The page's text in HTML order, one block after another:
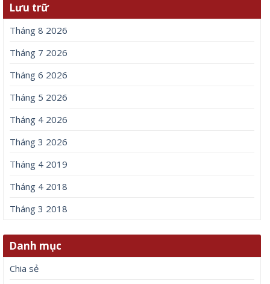
Lưu trữ
Tháng 8 2026
Tháng 7 2026
Tháng 6 2026
Tháng 5 2026
Tháng 4 2026
Tháng 3 2026
Tháng 4 2019
Tháng 4 2018
Tháng 3 2018
Danh mục
Chia sẻ